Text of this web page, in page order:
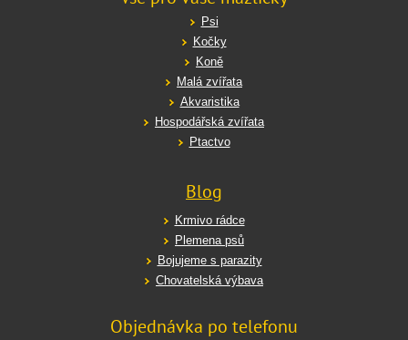
Psi
Kočky
Koně
Malá zvířata
Akvaristika
Hospodářská zvířata
Ptactvo
Blog
Krmivo rádce
Plemena psů
Bojujeme s parazity
Chovatelská výbava
Objednávka po telefonu